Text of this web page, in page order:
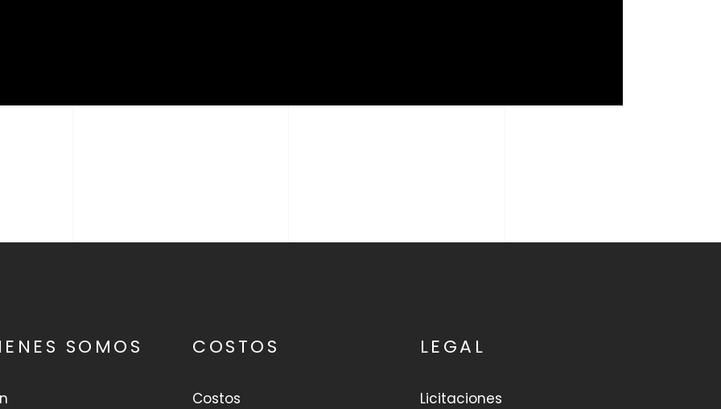
SOMOS COSTOS
Costos
LEGAL
Licitaciones